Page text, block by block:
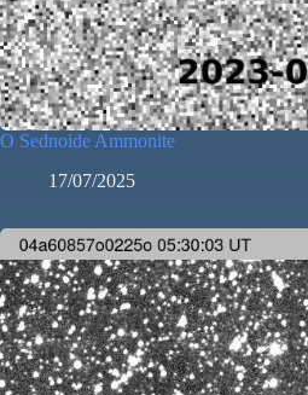
O Sednoide Ammonite
17/07/2025